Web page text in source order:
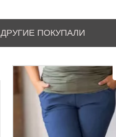
ДРУГИЕ ПОКУПАЛИ